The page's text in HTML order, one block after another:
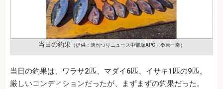
当日の釣果（提供：週刊つりニュース中部版APC・桑原一幸）
当日の釣果は、ワラサ2匹、マダイ6匹、イサキ1匹の9匹。
厳しいコンディションだったが、まずまずの釣果だった。